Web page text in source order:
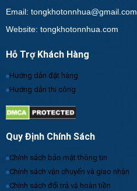
Email: tongkhotonnhua@gmail.com
Website: tongkhotonnhua.com
Hỗ Trợ Khách Hàng
Hướng dẫn đặt hàng
Hướng dẫn thi công
Quy Định Chính Sách
Chính sách bảo mật thông tin
Chính sách vận chuyển và giao nhận
Chính sách đổi trả và hoàn tiền